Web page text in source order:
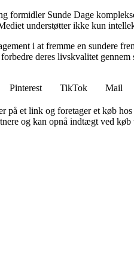
Sunde Dage
understøtter ikke kun
i at fremme en
deres livskvalitet
Pinterest TikTok Mail
et link og foretager et køb hos
og kan opnå indtægt ved